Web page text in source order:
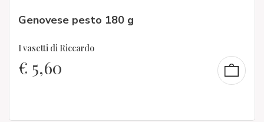
Genovese pesto 180 g
I vasetti di Riccardo
€ 5,60